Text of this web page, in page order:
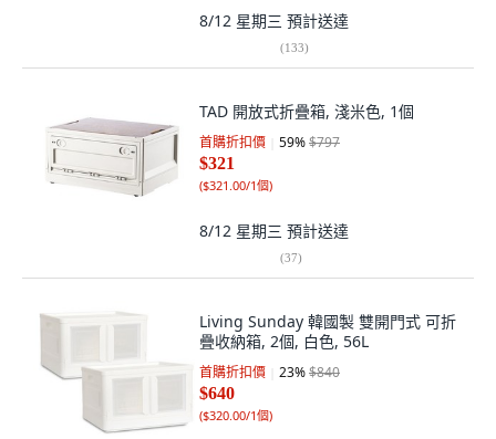
8/12 星期三 預計送達
(133)
TAD 開放式折疊箱, 淺米色, 1個
首購折扣價 59%$797
$321
($321.00/1個)
8/12 星期三 預計送達
(37)
Living Sunday 韓國製 雙開門式 可折
疊收納箱, 2個, 白色, 56L
首購折扣價 23%$840
$640
($320.00/1個)